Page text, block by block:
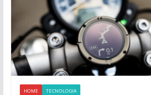
HOME TECNOLOGIA